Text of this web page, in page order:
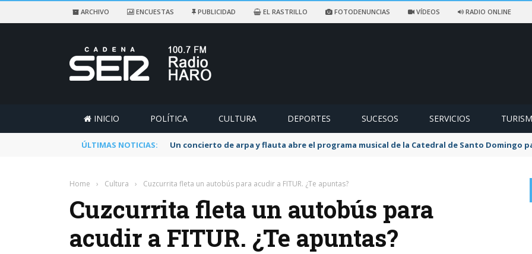
ARCHIVO ENCUESTAS PUBLICIDAD EL RASTRILLO FOTODENUNCIAS VÍDEOS RADIO ONLINE
INICIO POLÍTICA CULTURA DEPORTES SUCESOS SERVICIOS
ÚLTIMAS NOTICIAS: Un concierto de arpa y flauta abre el programa musical de la Catedral de Santo Domingo
Home › Cultura › Cuzcurrita fleta un autobús para acudir a FITUR. ¿Te apuntas?
Cuzcurrita fleta un autobús para
acudir a FITUR. ¿Te apuntas?